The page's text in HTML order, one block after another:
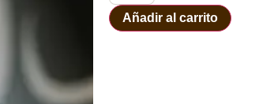
Añadir al carrito